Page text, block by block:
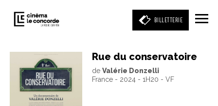
BILLETTERIE
Entrez votre mot clé
(film, réalisateur, acteur, événement)
Rue du conservatoire
de Valérie Donzelli
France - 2024 - 1H20 - VF